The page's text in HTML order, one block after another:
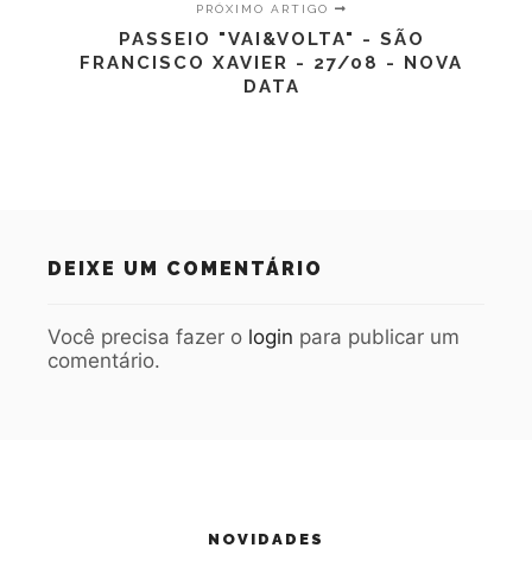
PRÓXIMO ARTIGO
PASSEIO "VAI&VOLTA" - SÃO
FRANCISCO XAVIER - 27/08 - NOVA
DATA
DEIXE UM COMENTÁRIO
Você precisa fazer o login para publicar um
comentário.
NOVIDADES